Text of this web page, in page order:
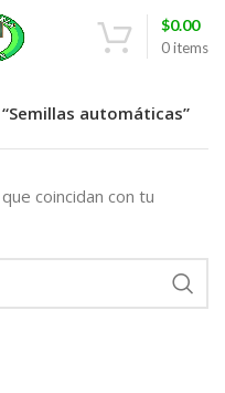
0items
$0.00
automáticas”
coincidan con tu